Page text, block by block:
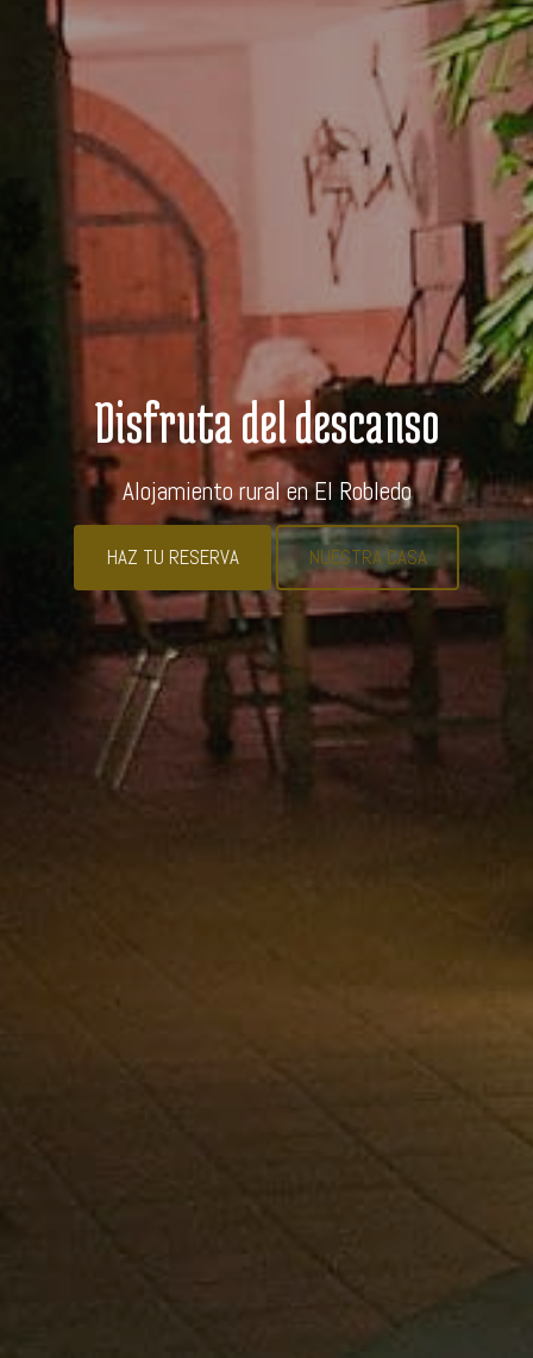
Disfruta del descanso
Alojamiento rural en El Robledo
HAZ TU RESERVA NUESTRA CASA